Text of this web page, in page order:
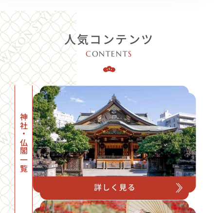
人気コンテンツ
CONTENTS
神社・仏閣一覧